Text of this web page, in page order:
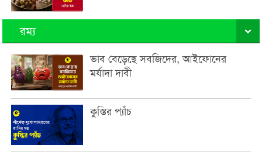
রম্য
ভাব বেড়েছে সবজিদের, আইফোনের
মর্যাদা দাবী
কুস্তির প্যাঁচ